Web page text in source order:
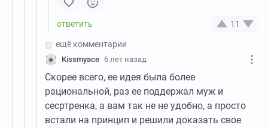
11
ещё комментарии
Kissmyace 6 лет назад
Скорее всего, ее идея была более
рациональной, раз ее поддержал муж и
сесртренка, а вам так не не удобно, а просто
встали на принцип и решили доказать свое